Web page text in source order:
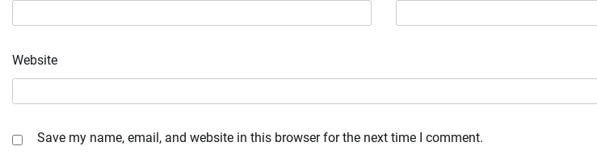
Website
Save my name, email, and website in this browser for the next time I comment.